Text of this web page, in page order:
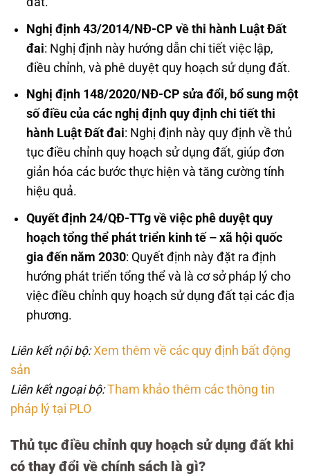
Nghị định 43/2014/NĐ-CP về thi hành Luật Đất
đai: Nghị định này hướng dẫn chi tiết việc lập,
điều chỉnh, và phê duyệt quy hoạch sử dụng đất.
Nghị định 148/2020/NĐ-CP sửa đổi, bổ sung một
số điều của các nghị định quy định chi tiết thi
hành Luật Đất đai: Nghị định này quy định về thủ
tục điều chỉnh quy hoạch sử dụng đất, giúp đơn
giản hóa các bước thực hiện và tăng cường tính
hiệu quả.
Quyết định 24/QĐ-TTg về việc phê duyệt quy
hoạch tổng thể phát triển kinh tế – xã hội quốc
gia đến năm 2030: Quyết định này đặt ra định
hướng phát triển tổng thể và là cơ sở pháp lý cho
việc điều chỉnh quy hoạch sử dụng đất tại các địa
phương.
Liên kết nội bộ: Xem thêm về các quy định bất động
sản
Liên kết ngoại bộ: Tham khảo thêm các thông tin
pháp lý tại PLO
Thủ tục điều chỉnh quy hoạch sử dụng đất khi
có thay đổi về chính sách là gì?